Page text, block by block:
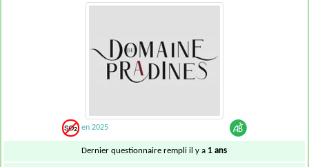
en 2025
Dernier questionnaire rempli il y a 1 ans